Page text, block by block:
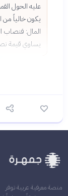
عليه الحول
يكون خالياً
يساوي قيمة
منصة معرفية عربية توفر